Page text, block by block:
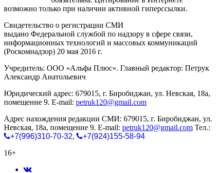
возможно только при наличии активной гиперссылки.
Свидетельство о регистрации СМИ
выдано Федеральной службой по надзору в сфере связи,
информационных технологий и массовых коммуникаций
(Роскомнадзор) 20 мая 2016 г.
Учредитель: ООО «Альфа Плюс». Главный редактор: Петрук
Александр Анатольевич
Юридический адрес: 679015, г. Биробиджан, ул. Невская, 18а,
помещение 9. E-mail: petruk120@gmail.com
Адрес нахождения редакции СМИ: 679015, г. Биробиджан, ул.
Невская, 18а, помещение 9. E-mail: petruk120@gmail.com Тел.:
+7(996)310-70-32,
+7(924)155-58-94
16+